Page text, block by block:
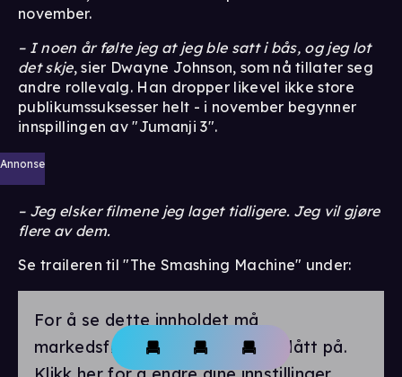
november.
– I noen år følte jeg at jeg ble satt i bås, og jeg lot
det skje, sier Dwayne Johnson, som nå tillater seg
andre rollevalg. Han dropper likevel ikke store
publikumssuksesser helt - i november begynner
innspillingen av "Jumanji 3".
Annonse
– Jeg elsker filmene jeg laget tidligere. Jeg vil gjøre
flere av dem.
Se traileren til "The Smashing Machine" under:
For å se dette innholdet må
markedsførings-cookies være slått på.